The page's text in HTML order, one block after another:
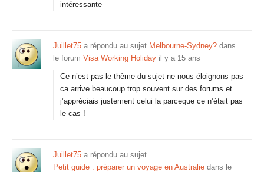
intéressante
Juillet75 a répondu au sujet Melbourne-Sydney? dans
le forum Visa Working Holiday il y a 15 ans
Ce n’est pas le thème du sujet ne nous éloignons pas
ca arrive beaucoup trop souvent sur des forums et
j’appréciais justement celui la parceque ce n’était pas
le cas !
Juillet75 a répondu au sujet
Petit guide : préparer un voyage en Australie dans le